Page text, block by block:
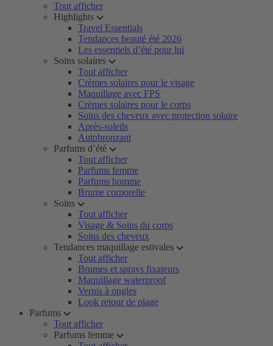
Tout afficher
Highlights
Travel Essentials
Tendances beauté été 2026
Les essentiels d’été pour lui
Soins solaires
Tout afficher
Crèmes solaires pour le visage
Maquillage avec FPS
Crèmes solaires pour le corps
Soins des cheveux avec protection solaire
Après-soleils
Autobronzant
Parfums d’été
Tout afficher
Parfums femme
Parfums homme
Brume corporelle
Soins
Tout afficher
Visage & Soins du corps
Soins des cheveux
Tendances maquillage estivales
Tout afficher
Brumes et sprays fixateurs
Maquillage waterproof
Vernis à ongles
Look retour de plage
Parfums
Tout afficher
Parfums femme